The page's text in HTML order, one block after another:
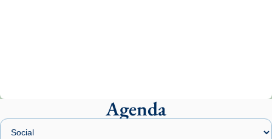
presidit aquest 27 de juliol la missa de Les
Santes de Mataró.Agenda